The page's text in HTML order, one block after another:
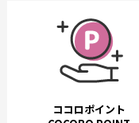
ココロポイント